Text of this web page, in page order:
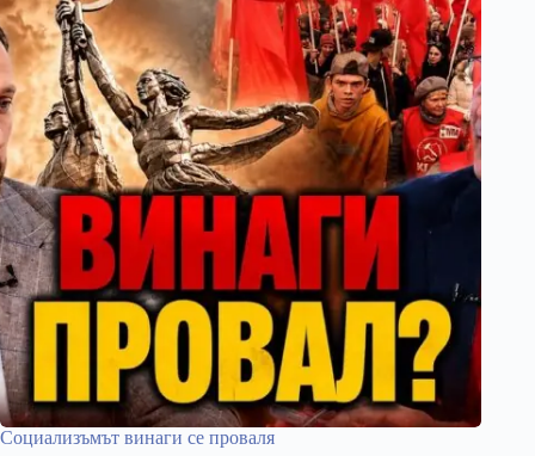
Социализъмът винаги се проваля